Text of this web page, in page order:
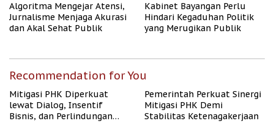
Algoritma Mengejar Atensi,
Jurnalisme Menjaga Akurasi
dan Akal Sehat Publik
Kabinet Bayangan Perlu
Hindari Kegaduhan Politik
yang Merugikan Publik
Recommendation for You
Mitigasi PHK Diperkuat
lewat Dialog, Insentif
Bisnis, dan Perlindungan
Pemerintah Perkuat Sinergi
Mitigasi PHK Demi
Stabilitas Ketenagakerjaan